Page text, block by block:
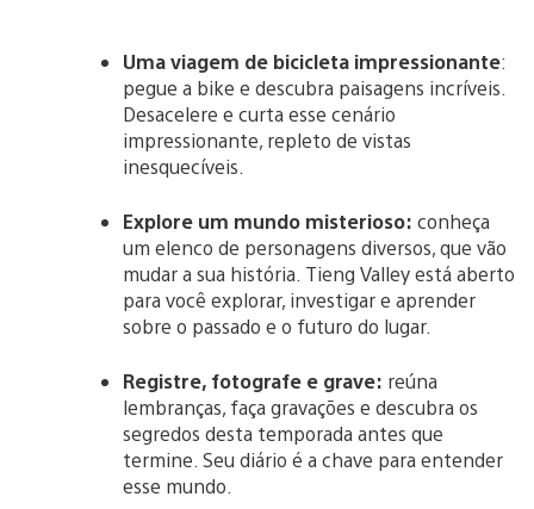
Uma viagem de bicicleta impressionante:
pegue a bike e descubra paisagens incríveis.
Desacelere e curta esse cenário
impressionante, repleto de vistas
inesquecíveis.
Explore um mundo misterioso: conheça
um elenco de personagens diversos, que vão
mudar a sua história. Tieng Valley está aberto
para você explorar, investigar e aprender
sobre o passado e o futuro do lugar.
Registre, fotografe e grave: reúna
lembranças, faça gravações e descubra os
segredos desta temporada antes que
termine. Seu diário é a chave para entender
esse mundo.